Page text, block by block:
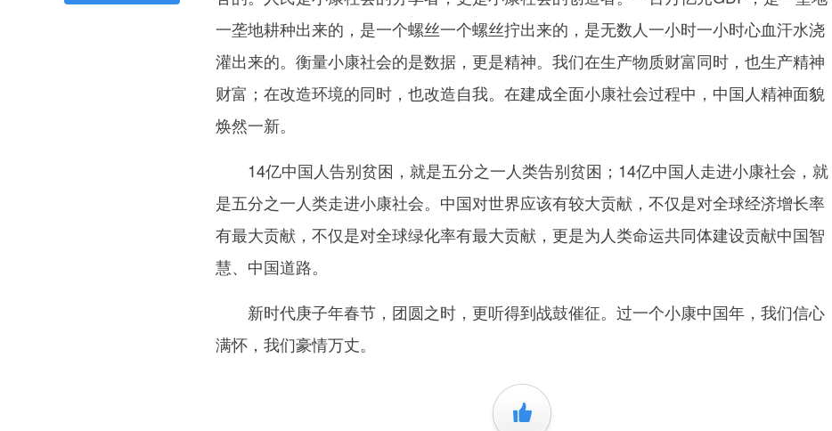
一垄地耕种出来的，是一个螺丝一个螺丝拧出来的，是无数人一小时一小时心血汗水浇
灌出来的。衡量小康社会的是数据，更是精神。我们在生产物质财富同时，也生产精神
财富；在改造环境的同时，也改造自我。在建成全面小康社会过程中，中国人精神面貌
焕然一新。
14亿中国人告别贫困，就是五分之一人类告别贫困；14亿中国人走进小康社会，就
是五分之一人类走进小康社会。中国对世界应该有较大贡献，不仅是对全球经济增长率
有最大贡献，不仅是对全球绿化率有最大贡献，更是为人类命运共同体建设贡献中国智
慧、中国道路。
新时代庚子年春节，团圆之时，更听得到战鼓催征。过一个小康中国年，我们信心
满怀，我们豪情万丈。
+1